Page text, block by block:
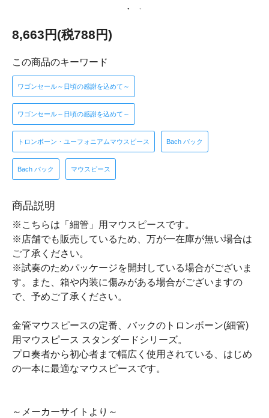
8,663円(税788円)
この商品のキーワード
ワゴンセール～日頃の感謝を込めて～
ワゴンセール～日頃の感謝を込めて～
トロンボーン・ユーフォニアムマウスピース Bach バック
Bach バック マウスピース
商品説明
※こちらは「細管」用マウスピースです。
※店舗でも販売しているため、万が一在庫が無い場合は
ご了承ください。
※試奏のためパッケージを開封している場合がございま
す。また、箱や内装に傷みがある場合がございますの
で、予めご了承ください。
金管マウスピースの定番、バックのトロンボーン(細管)
用マウスピース スタンダードシリーズ。
プロ奏者から初心者まで幅広く使用されている、はじめ
の一本に最適なマウスピースです。
～メーカーサイトより～